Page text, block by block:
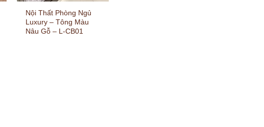
Nội Thất Phòng Ngủ
Luxury – Tông Màu
Nâu Gỗ – L-CB01